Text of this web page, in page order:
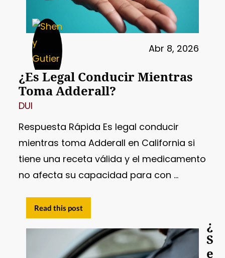
Abr 8, 2026
¿Es Legal Conducir Mientras
Toma Adderall?
DUI
Respuesta Rápida Es legal conducir
mientras toma Adderall en California si
tiene una receta válida y el medicamento
no afecta su capacidad para con ...
Read this post
¿
S
e